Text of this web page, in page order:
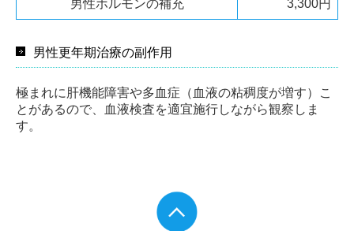
男性ホルモンの補充 3,300円
男性更年期治療の副作用
極まれに肝機能障害や多血症（血液の粘稠度が増す）こ
とがあるので、血液検査を適宜施行しながら観察しま
す。